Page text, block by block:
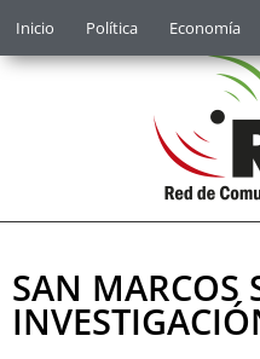
Inicio Política Economía
SAN MARCOS